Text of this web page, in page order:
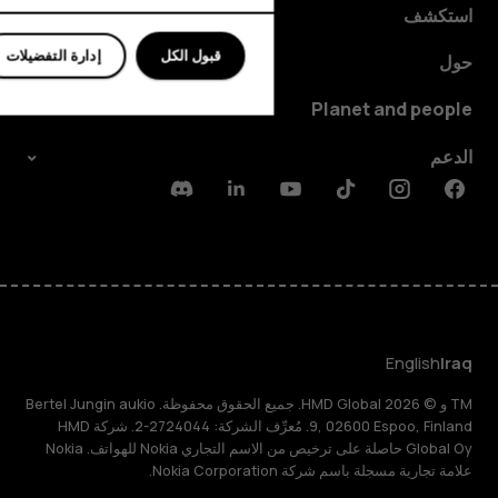
استكشف
حول
Planet and people
الدعم
Facebook
Instagram
Tiktok
Youtube
Linkedin
Discord
Iraq
English
TM و © 2026 HMD Global. جميع الحقوق محفوظة. Bertel Jungin aukio
9, 02600 Espoo, Finland. مُعرِّف الشركة: 2724044-2. شركة HMD
Global Oy حاصلة على ترخيص من الاسم التجاري Nokia للهواتف. Nokia
علامة تجارية مسجلة باسم شركة Nokia Corporation.
إدارة التفضيلات قبول الكل